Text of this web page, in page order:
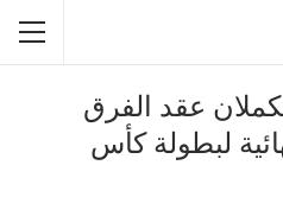
عقد الفرق
لبطولة كأس